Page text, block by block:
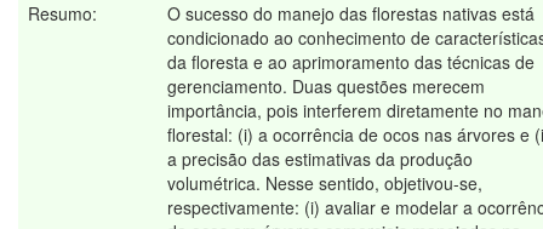
Resumo:
O sucesso do manejo das florestas nativas está
condicionado ao conhecimento de
da floresta e ao aprimoramento das técnicas de
gerenciamento. Duas questões merecem
importância, pois interferem diretamente no
florestal: (i) a ocorrência de ocos nas árvores e
a precisão das estimativas da produção
volumétrica. Nesse sentido, objetivou-se,
respectivamente: (i) avaliar e modelar a